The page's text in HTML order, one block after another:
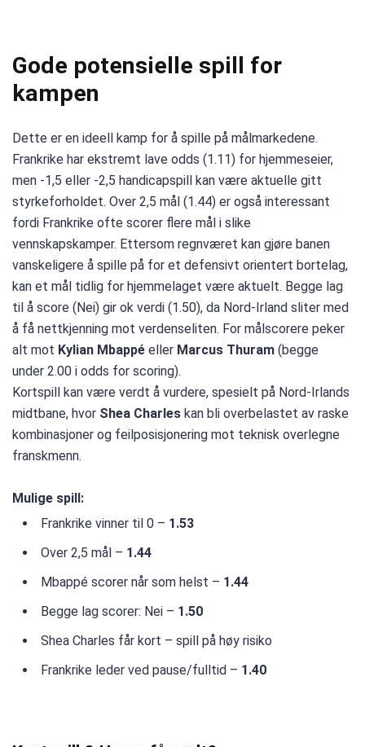
Gode ​​potensielle spill for
kampen
Dette er en ideell kamp for å spille på målmarkedene.
Frankrike har ekstremt lave odds (1.11) for hjemmeseier,
men -1,5 eller -2,5 handicapspill kan være aktuelle gitt
styrkeforholdet. Over 2,5 mål (1.44) er også interessant
fordi Frankrike ofte scorer flere mål i slike
vennskapskamper. Ettersom regnværet kan gjøre banen
vanskeligere å spille på for et defensivt orientert bortelag,
kan et mål tidlig for hjemmelaget være aktuelt. Begge lag
til å score (Nei) gir ok verdi (1.50), da Nord-Irland sliter med
å få nettkjenning mot verdenseliten. For målscorere peker
alt mot Kylian Mbappé eller Marcus Thuram (begge
under 2.00 i odds for scoring).
Kortspill kan være verdt å vurdere, spesielt på Nord-Irlands
midtbane, hvor Shea Charles kan bli overbelastet av raske
kombinasjoner og feilposisjonering mot teknisk overlegne
franskmenn.
Mulige spill:
Frankrike vinner til 0 – 1.53
Over 2,5 mål – 1.44
Mbappé scorer når som helst – 1.44
Begge lag scorer: Nei – 1.50
Shea Charles får kort – spill på høy risiko
Frankrike leder ved pause/fulltid – 1.40